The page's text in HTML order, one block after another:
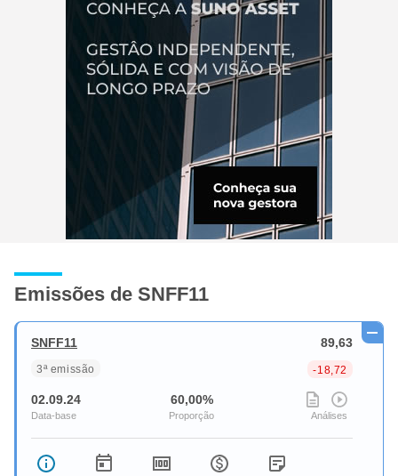
Emissões de SNFF11
SNFF11
3ª emissão
89,63
-18,72
02.09.24 60,00%